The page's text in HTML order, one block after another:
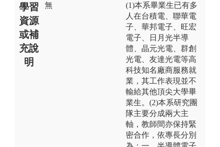
學習
資源
或補
充說
明
無
(1)本系畢業生已有多
人在台積電、聯華電
子、華邦電子、旺宏
電子、日月光半導
體、晶元光電、群創
光電、友達光電等高
科技知名廠商服務就
業，其工作表現並不
輸給其他頂尖大學畢
業生。(2)本系研究團
隊主要分成兩大主
軸，教師間亦保持緊
密合作，依專長分別